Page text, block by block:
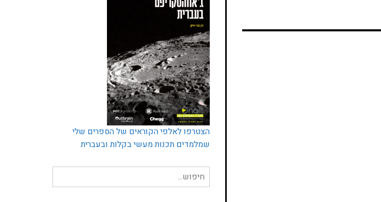
הצטרפו לאלפי הקוראים של הספרים שלי
שמלמדים תכנות מעשי בקלות ובעברית
חיפוש
עבור: